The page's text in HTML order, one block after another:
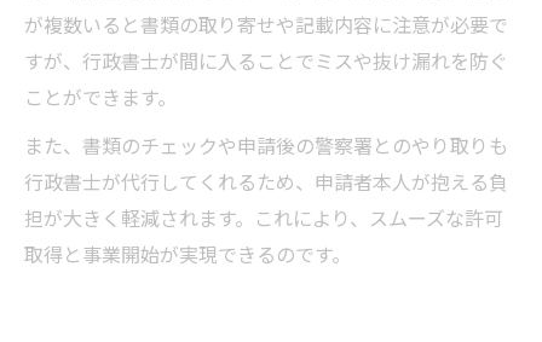
が複数いると書類の取り寄せや記載内容に注意が必要で
すが、行政書士が間に入ることでミスや抜け漏れを防ぐ
ことができます。
また、書類のチェックや申請後の警察署とのやり取りも
行政書士が代行してくれるため、申請者本人が抱える負
担が大きく軽減されます。これにより、スムーズな許可
取得と事業開始が実現できるのです。